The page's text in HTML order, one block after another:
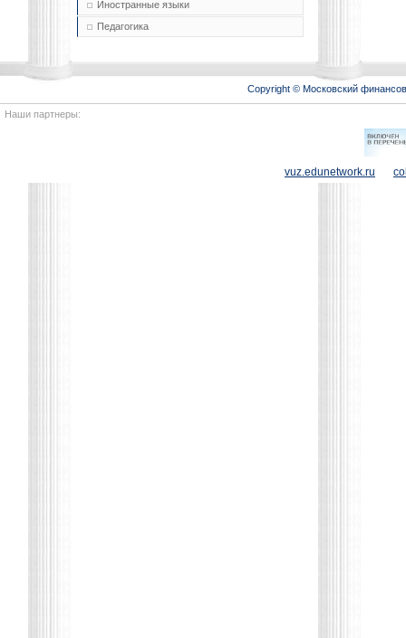
Иностранные языки
Педагогика
Copyright © Московский
Наши партнеры:
vuz.edunetwork.ru